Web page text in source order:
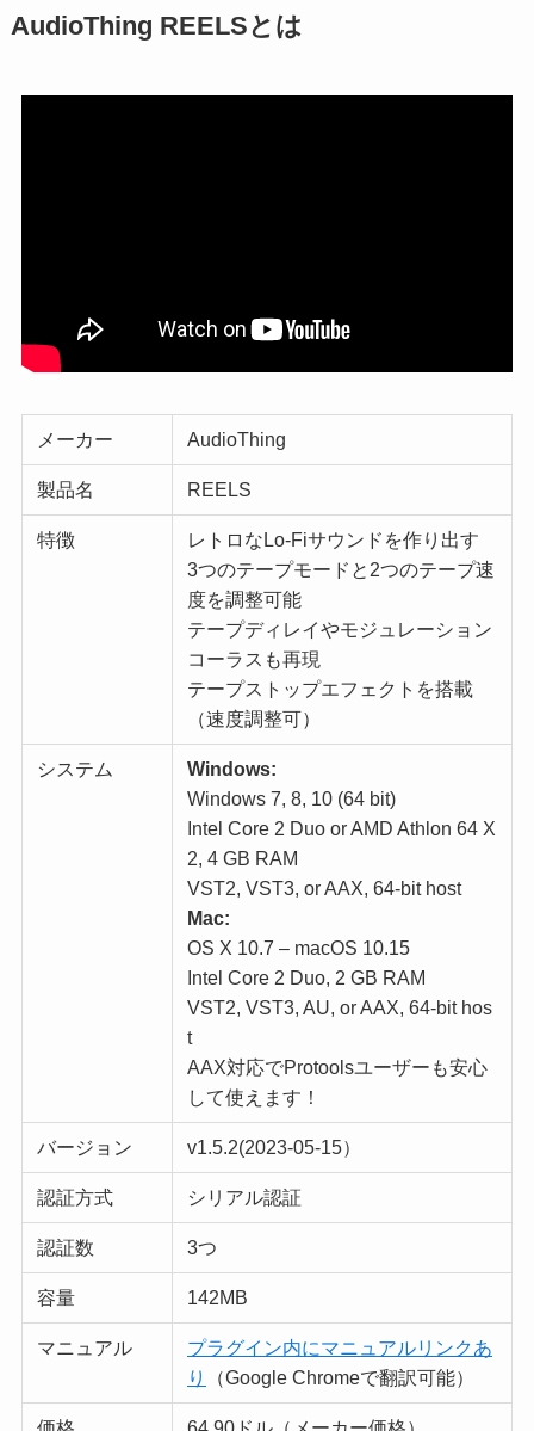
AudioThing REELSとは
メーカー AudioThing
製品名 REELS
特徴
レトロなLo-Fiサウンドを作り出す
3つのテープモードと2つのテープ速
度を調整可能
テープディレイやモジュレーション
コーラスも再現
テープストップエフェクトを搭載
（速度調整可）
システム
Windows:
Windows 7, 8, 10 (64 bit)
Intel Core 2 Duo or AMD Athlon 64 X
2, 4 GB RAM
VST2, VST3, or AAX, 64-bit host
Mac:
OS X 10.7 – macOS 10.15
Intel Core 2 Duo, 2 GB RAM
VST2, VST3, AU, or AAX, 64-bit hos
t
AAX対応でProtoolsユーザーも安心
して使えます！
バージョン v1.5.2(2023-05-15）
認証方式 シリアル認証
認証数 3つ
容量 142MB
マニュアル
プラグイン内にマニュアルリンクあ
り
（Google Chromeで翻訳可能）